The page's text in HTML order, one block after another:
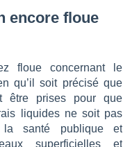
encore floue
floue concernant le
qu’il soit précisé que
être prises pour que
liquides ne soit pas
la santé publique et
superficielles et